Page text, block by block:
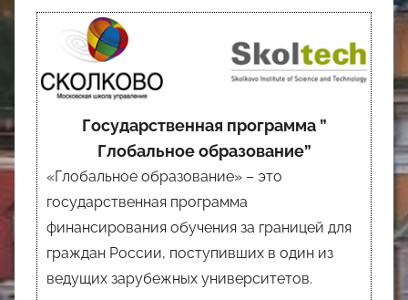
Государственная программа ”
Глобальное образование”
«Глобальное образование» – это
государственная программа
финансирования обучения за границей для
граждан России, поступивших в один из
ведущих зарубежных университетов.